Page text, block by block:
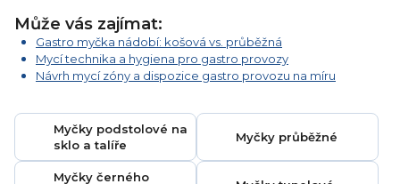
Může vás zajímat:
Gastro myčka nádobí: košová vs. průběžná
Mycí technika a hygiena pro gastro provozy
Návrh mycí zóny a dispozice gastro provozu na míru
Myčky podstolové na
sklo a talíře
Myčky průběžné
Myčky černého